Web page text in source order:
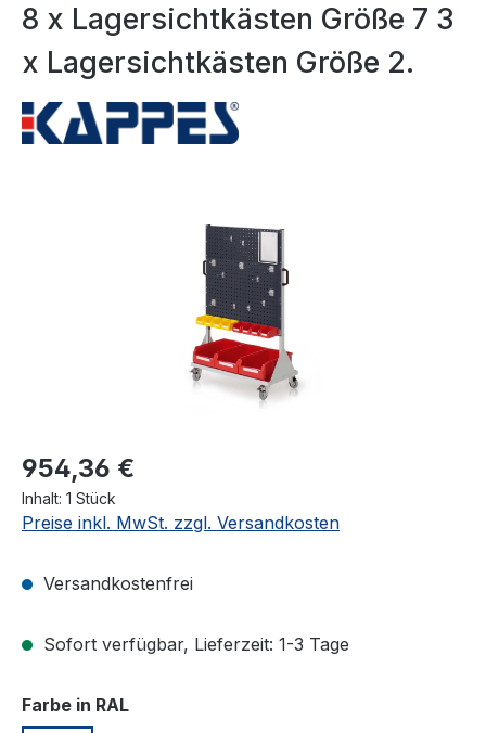
8 x Lagersichtkästen Größe 7 3
x Lagersichtkästen Größe 2.
954,36 €
Inhalt: 1 Stück
Preise inkl. MwSt. zzgl. Versandkosten
Versandkostenfrei
Sofort verfügbar, Lieferzeit: 1-3 Tage
Farbe in RALauswählen